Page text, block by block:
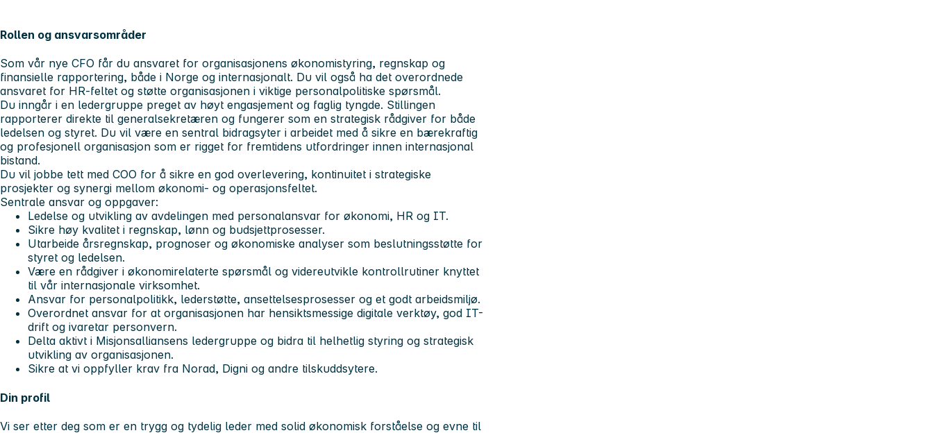
Rollen og ansvarsområder
Som vår nye CFO får du ansvaret for organisasjonens økonomistyring, regnskap og
finansielle rapportering, både i Norge og internasjonalt. Du vil også ha det overordnede
ansvaret for HR-feltet og støtte organisasjonen i viktige personalpolitiske spørsmål.
Du inngår i en ledergruppe preget av høyt engasjement og faglig tyngde. Stillingen
rapporterer direkte til generalsekretæren og fungerer som en strategisk rådgiver for både
ledelsen og styret. Du vil være en sentral bidragsyter i arbeidet med å sikre en bærekraftig
og profesjonell organisasjon som er rigget for fremtidens utfordringer innen internasjonal
bistand.
Du vil jobbe tett med COO for å sikre en god overlevering, kontinuitet i strategiske
prosjekter og synergi mellom økonomi- og operasjonsfeltet.
Sentrale ansvar og oppgaver:
Ledelse og utvikling av avdelingen med personalansvar for økonomi, HR og IT.
Sikre høy kvalitet i regnskap, lønn og budsjettprosesser.
Utarbeide årsregnskap, prognoser og økonomiske analyser som beslutningsstøtte for
styret og ledelsen.
Være en rådgiver i økonomirelaterte spørsmål og videreutvikle kontrollrutiner knyttet
til vår internasjonale virksomhet.
Ansvar for personalpolitikk, lederstøtte, ansettelsesprosesser og et godt arbeidsmiljø.
Overordnet ansvar for at organisasjonen har hensiktsmessige digitale verktøy, god IT-
drift og ivaretar personvern.
Delta aktivt i Misjonsalliansens ledergruppe og bidra til helhetlig styring og strategisk
utvikling av organisasjonen.
Sikre at vi oppfyller krav fra Norad, Digni og andre tilskuddsytere.
Din profil
Vi ser etter deg som er en trygg og tydelig leder med solid økonomisk forståelse og evne til